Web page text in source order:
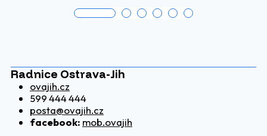
Radnice Ostrava-Jih
ovajih.cz
599 444 444
posta@ovajih.cz
facebook: mob.ovajih